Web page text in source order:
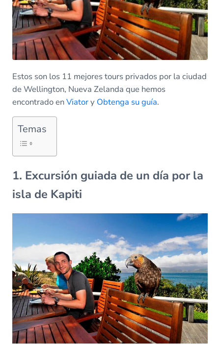
Estos son los 11 mejores tours privados por la ciudad
de Wellington, Nueva Zelanda que hemos
encontrado enViatory Obtenga su guía.
Temas
1. Excursión guiada de un día por la
isla de Kapiti